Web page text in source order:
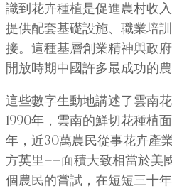
識到花卉種植是促進農村收
提供配套基礎設施、職業培
接。這種基層創業精神與政
開放時期中國許多最成功的
這些數字生動地講述了雲南
1990年，雲南的鮮切花種植
年，近30萬農民從事花卉產
方英里——面積大致相當於美
個農民的嘗試，在短短三十